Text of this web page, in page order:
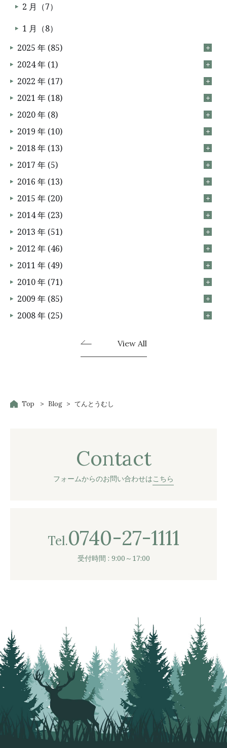
2 月（7）
1 月（8）
2025 年 (85)
2024 年 (1)
2022 年 (17)
2021 年 (18)
2020 年 (8)
2019 年 (10)
2018 年 (13)
2017 年 (5)
2016 年 (13)
2015 年 (20)
2014 年 (23)
2013 年 (51)
2012 年 (46)
2011 年 (49)
2010 年 (71)
2009 年 (85)
2008 年 (25)
View All
Top Blog てんとうむし
Contact
フォームからのお問い合わせはこちら
Tel.0740-27-1111
受付時間 : 9:00～17:00